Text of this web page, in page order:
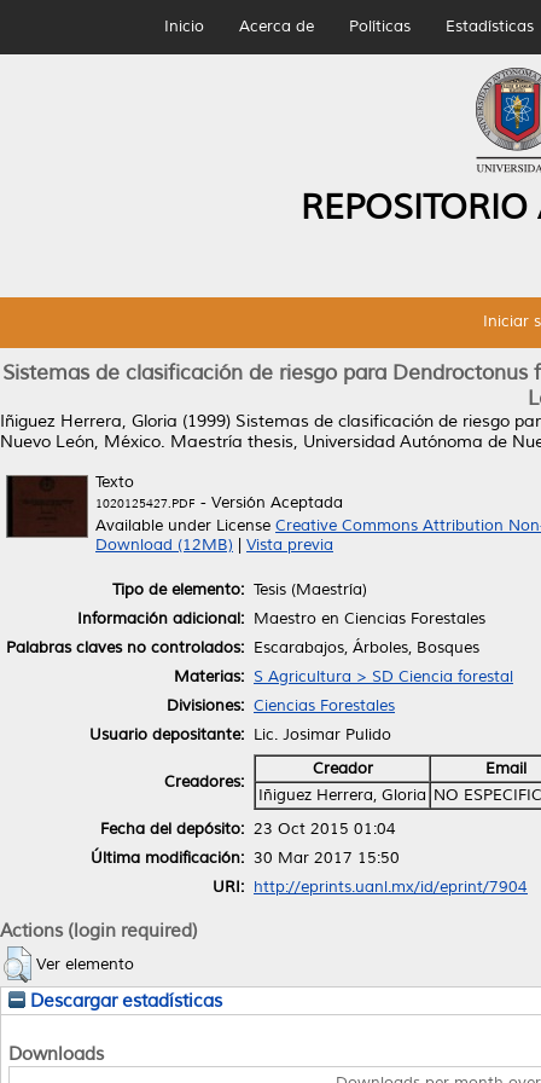
Inicio Acerca de Políticas Estadísticas
Iniciar
Sistemas de clasificación de riesgo para
Iñiguez Herrera, Gloria (1999) Sistemas de clasificación de riesgo
Nuevo León, México. Maestría thesis, Universidad Autónoma de
Texto
1020125427.PDF - Versión Aceptada
Available under License Creative Commons Attribution
Download (12MB)
Vista previa
Tipo de elemento: Tesis (Maestría)
Información adicional: Maestro en Ciencias Forestales
Palabras claves no controlados: Escarabajos, Árboles, Bosques
Materias: S Agricultura > SD Ciencia forestal
Divisiones: Ciencias Forestales
Usuario depositante: Lic. Josimar Pulido
Creadores:
Creador
Email
Iñiguez Herrera, Gloria NO
Fecha del depósito: 23 Oct 2015 01:04
Última modificación: 30 Mar 2017 15:50
URI: http://eprints.uanl.mx/id/eprint/7904
Actions (login required)
Ver elemento
Descargar estadísticas
Downloads